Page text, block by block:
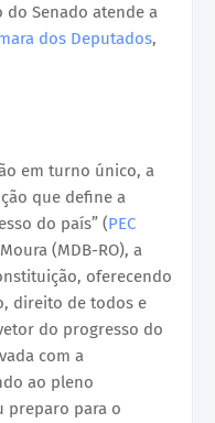
do Senado atende a
dos Deputados,
em turno único, a
que define a
do país” (PEC
(MDB-RO), a
oferecendo
direito de todos e
do progresso do
com a
ao pleno
preparo para o